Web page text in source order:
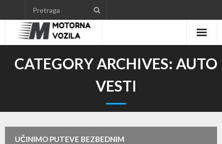
to
content
CATEGORY ARCHIVES: AUTO
VESTI
UČINIMO PUTEVE BEZBEDNIM